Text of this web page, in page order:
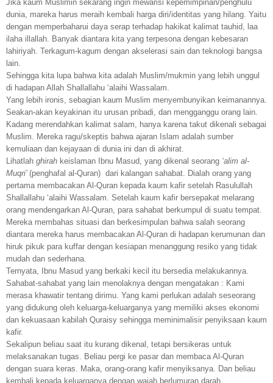
Jika kaum Muslimin sekarang ingin mewarisi kepemimpinan/penghulu
dunia, mareka harus meraih kembali harga diri/identitas yang hilang. Yaitu
dengan memperbaharui daya serap terhadap hakikat kalimat tauhid, laa
ilaha illallah. Banyak diantara kita yang terpesona dengan kebesaran
lahiriyah. Terkagum-kagum dengan akselerasi sain dan teknologi bangsa
lain.
Sehingga kita lupa bahwa kita adalah Muslim/mukmin yang lebih unggul
di hadapan Allah Shallallahu ‘alaihi Wassalam.
Yang lebih ironis, sebagian kaum Muslim menyembunyikan keimanannya.
Seakan-akan keyakinan itu urusan pribadi, dan mengganggu orang lain.
Kadang merendahkan kalimat salam, hanya karena takut dikenali sebagai
Muslim. Mereka ragu/skeptis bahwa ajaran Islam adalah sumber
kemuliaan dan kejayaan di dunia ini dan di akhirat.
Lihatlah ghirah keislaman Ibnu Masud, yang dikenal seorang ‘alim al-
Muqri’ (penghafal al-Quran) dari kalangan sahabat. Dialah orang yang
pertama membacakan Al-Quran kepada kaum kafir setelah Rasulullah
Shallallahu ‘alaihi Wassalam. Setelah kaum kafir bersepakat melarang
orang mendengarkan Al-Quran, para sahabat berkumpul di suatu tempat.
Mereka membahas situasi dan berkesimpulan bahwa salah seorang
diantara mereka harus membacakan Al-Quran di hadapan kerumunan dan
hiruk pikuk para kuffar dengan kesiapan menanggung resiko yang tidak
mudah dan sederhana.
Ternyata, Ibnu Masud yang berkaki kecil itu bersedia melakukannya.
Sahabat-sahabat yang lain menolaknya dengan mengatakan : Kami
merasa khawatir tentang dirimu. Yang kami perlukan adalah seseorang
yang didukung oleh keluarga-keluarganya yang memiliki akses ekonomi
dan kekuasaan kabilah Quraisy sehingga meminimalisir penyiksaan kaum
kafir.
Sekalipun beliau saat itu kurang dikenal, tetapi bersikeras untuk
melaksanakan tugas. Beliau pergi ke pasar dan membaca Al-Quran
dengan suara keras. Maka, orang-orang kafir menyiksanya. Dan beliau
kembali kepada keluarganya dengan wajah berlumuran darah.